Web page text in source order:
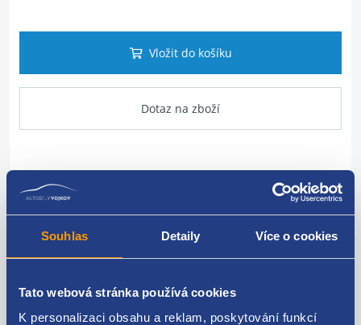
Souhlas Detaily Více o cookies
Tato webová stránka používá cookies
K personalizaci obsahu a reklam, poskytování funkcí
Vložit do košíku
Dotaz na zboží
VAG originál: 1J0122157